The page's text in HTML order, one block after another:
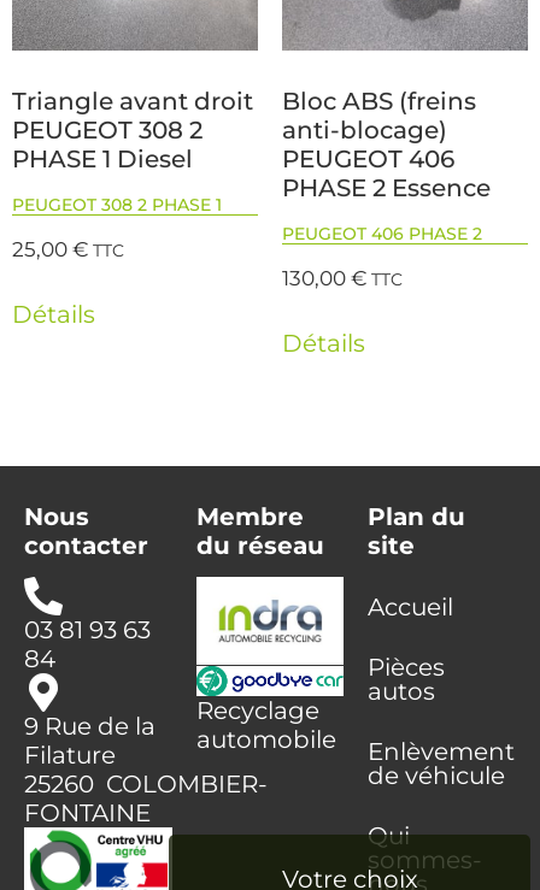
Triangle avant droit
PEUGEOT 308 2
PHASE 1 Diesel
PEUGEOT 308 2 PHASE 1
25,00€ TTC
Détails
Bloc ABS (freins
anti-blocage)
PEUGEOT 406
PHASE 2 Essence
PEUGEOT 406 PHASE 2
130,00€ TTC
Détails
Nous
contacter
03 81 93 63
84
9 Rue de la
Filature
25260 COLOMBIER-
FONTAINE
Membre
du réseau
Recyclage
automobile
Plan du
site
Accueil
Pièces
autos
Enlèvement
de véhicule
Qui
sommes-